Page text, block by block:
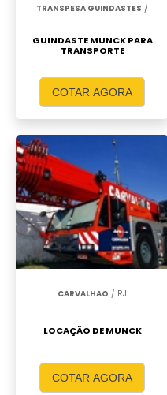
TRANSPESA GUINDASTES /
GUINDASTE MUNCK PARA
TRANSPORTE
COTAR AGORA
CARVALHAO / RJ
LOCAÇÃO DE MUNCK
COTAR AGORA